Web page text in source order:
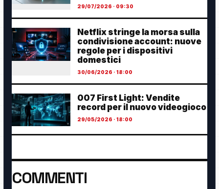
29/07/2026 · 09:30
Netflix stringe la morsa sulla
condivisione account: nuove
regole per i dispositivi
domestici
30/06/2026 · 18:00
007 First Light: Vendite
record per il nuovo videogioco
29/05/2026 · 18:00
COMMENTI